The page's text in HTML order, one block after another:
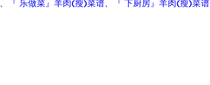
、 『 乐做菜』羊肉(瘦)菜谱、 『 下厨房』羊肉(瘦)菜谱